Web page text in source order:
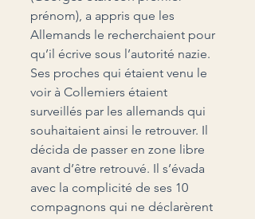
prénom), a appris que les
Allemands le recherchaient pour
qu’il écrive sous l’autorité nazie.
Ses proches qui étaient venu le
voir à Collemiers étaient
surveillés par les allemands qui
souhaitaient ainsi le retrouver. Il
décida de passer en zone libre
avant d’être retrouvé. Il s’évada
avec la complicité de ses 10
compagnons qui ne déclarèrent